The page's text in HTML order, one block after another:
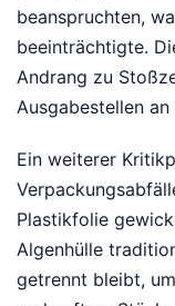
beanspruchten,
beeinträchtigte.
Andrang zu
Ausgabestellen
Ein weiterer
Plastikfolie
Algenhülle
getrennt bleibt,